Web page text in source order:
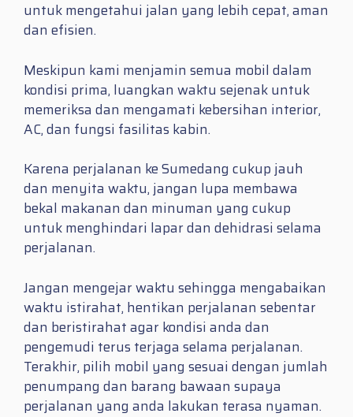
untuk mengetahui jalan yang lebih cepat, aman
dan efisien.
Meskipun kami menjamin semua mobil dalam
kondisi prima, luangkan waktu sejenak untuk
memeriksa dan mengamati kebersihan interior,
AC, dan fungsi fasilitas kabin.
Karena perjalanan ke Sumedang cukup jauh
dan menyita waktu, jangan lupa membawa
bekal makanan dan minuman yang cukup
untuk menghindari lapar dan dehidrasi selama
perjalanan.
Jangan mengejar waktu sehingga mengabaikan
waktu istirahat, hentikan perjalanan sebentar
dan beristirahat agar kondisi anda dan
pengemudi terus terjaga selama perjalanan.
Terakhir, pilih mobil yang sesuai dengan jumlah
penumpang dan barang bawaan supaya
perjalanan yang anda lakukan terasa nyaman.